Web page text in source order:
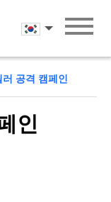
한국어
공격 캠페인
인